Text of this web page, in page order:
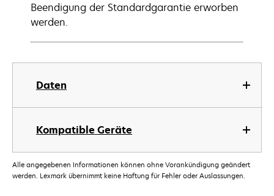
Daten
Kompatible Geräte
Beendigung der Standardgarantie erworben
werden.
Alle angegebenen Informationen können ohne Vorankündigung geändert
werden. Lexmark übernimmt keine Haftung für Fehler oder Auslassungen.